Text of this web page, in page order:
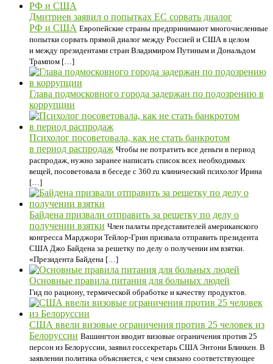
Дмитриев заявил о попытках ЕС сорвать диалог
РФ и США Европейские страны предпринимают многочисленные
попытки сорвать прямой диалог между Россией и США в целом
и между президентами стран Владимиром Путиным и Дональдом
Трампом […]
Глава подмосковного города задержан по подозрению в
коррупции
Психолог посоветовала, как не стать банкротом
в период распродаж Чтобы не потратить все деньги в период
распродаж, нужно заранее написать список всех необходимых
вещей, посоветовала в беседе с 360.ru клинический психолог Ирина
[…]
Байдена призвали отправить за решетку по делу о
получении взятки Член палаты представителей американского
конгресса Марджори Тейлор-Грин призвала отправить президента
США Джо Байдена за решетку по делу о получении им взятки.
«Президента Байдена […]
Основные правила питания для больных людей
Гид по рациону, термической обработке и качеству продуктов.
США ввели визовые ограничения против 25 человек из
Белоруссии Вашингтон вводит визовые ограничения против 25
персон из Белоруссии, заявил госсекретарь США Энтони Блинкен. В
заявлении политика объясняется, с чем связано соответствующее